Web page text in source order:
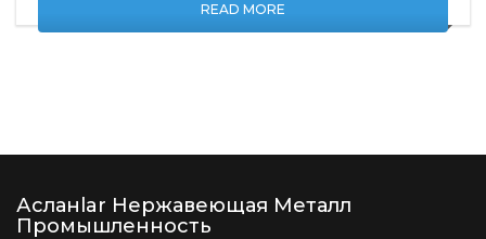
READ MORE
Асланlar Нержавеющая Металл
Промышленность